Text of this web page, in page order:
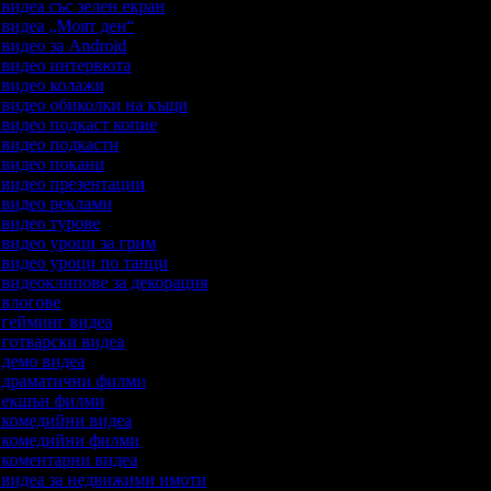
със зелен екран
видеа „Моят ден“
видео за Android
видео интервюта
видео колажи
видео обиколки на къщи
видео подкаст копие
видео подкасти
видео покани
видео презентации
видео реклами
видео турове
видео уроци за грим
видео уроци по танци
видеоклипове за декорация
гейминг видеа
видеа
демо видеа
драматични филми
екшън филми
комедийни видеа
комедийни филми
коментарни видеа
видеа за недвижими имоти